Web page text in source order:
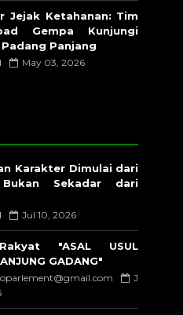
Jejak Ketahanan: Tim
Gempa Kunjungi
Panjang
May 03, 2026
Karakter Dimulai dari
Bukan Sekadar dari
Jul 10, 2026
"ASAL USUL
GADANG"
J